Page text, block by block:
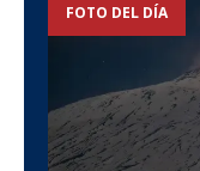
FOTO DEL DÍA